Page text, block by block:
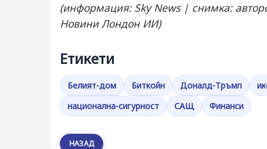
(информация: Sky News | снимка:
Новини Лондон ИИ)
Етикети
Белият-дом Биткойн Доналд-Тръмп
национална-сигурност
САЩ Финанси
НАЗАД